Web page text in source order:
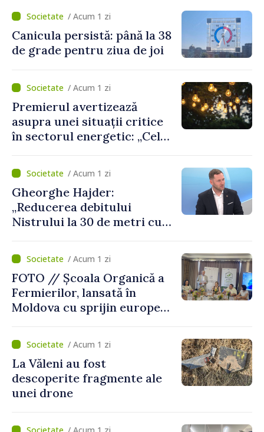
cetățeni au solicitat
ambulanța/ Acum 1 zi
Canicula persistă: până la 38
de grade pentru ziua de joi
/ Acum 1 zi
Premierul avertizează
asupra unei situații critice
în sectorul energetic: „Cel
putea cumpăra nici curent
de avarie”/ Acum 1 zi
Gheorghe Hajder:
„Reducerea debitului
Nistrului la 30 de metri cubi
„catastrofă naturală”
/ Acum 1 zi
FOTO // Școala Organică a
Fermierilor, lansată în
Moldova cu sprijin european
agriculturii durabile
/ Acum 1 zi
La Văleni au fost
descoperite fragmente ale
unei drone
/ Acum 1 zi